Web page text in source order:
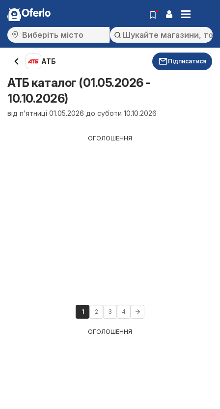
Oferlo
АТБ Підписатися
АТБ каталог (01.05.2026 -
10.10.2026)
від п’ятниці 01.05.2026 до суботи 10.10.2026
ОГОЛОШЕННЯ
1 2 3 4
ОГОЛОШЕННЯ